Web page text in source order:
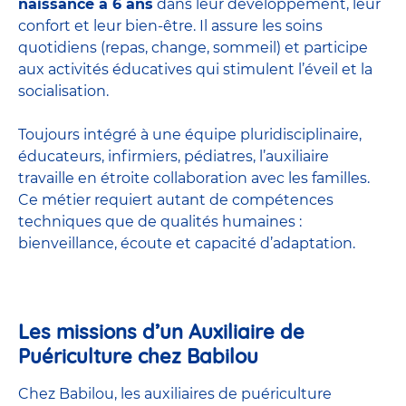
naissance à 6 ans dans leur développement, leur
confort et leur bien-être. Il assure les soins
quotidiens (repas, change, sommeil) et participe
aux activités éducatives qui stimulent l’éveil et la
socialisation.
Toujours intégré à une équipe pluridisciplinaire,
éducateurs, infirmiers, pédiatres, l’auxiliaire
travaille en étroite collaboration avec les familles.
Ce métier requiert autant de compétences
techniques que de qualités humaines :
bienveillance, écoute et capacité d’adaptation.
Les missions d’un Auxiliaire de
Puériculture chez Babilou
Chez Babilou, les auxiliaires de puériculture